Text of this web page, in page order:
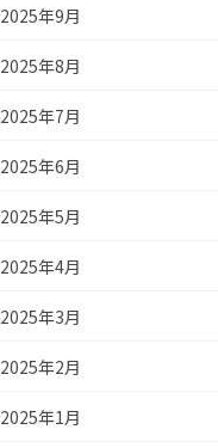
2025年9月
2025年8月
2025年7月
2025年6月
2025年5月
2025年4月
2025年3月
2025年2月
2025年1月